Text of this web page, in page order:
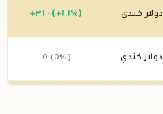
دولار كندي +٣١ .١٠ (+١.١%)
دولار كندي 0 (0%)